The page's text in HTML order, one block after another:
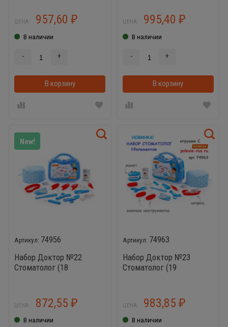
ЦЕНА: 957,60 ₽
В наличии
- +
В корзину В корзинке
ЦЕНА: 995,40₽
В наличии
- +
В корзину
New!
74956
Набор Доктор №22
Стоматолог (18
ЦЕНА: 872,55 ₽
В наличии
74963
Набор Доктор №23
Стоматолог (19
ЦЕНА: 983,85₽
В наличии